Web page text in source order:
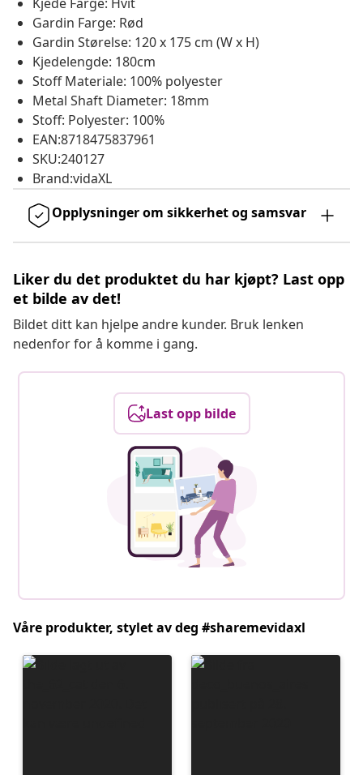
Gardin Farge: Rød
Gardin Størelse: 120 x 175 cm (W x H)
Kjedelengde: 180cm
Stoff Materiale: 100% polyester
Metal Shaft Diameter: 18mm
Stoff: Polyester: 100%
EAN:8718475837961
SKU:240127
Brand:vidaXL
Opplysninger om sikkerhet og samsvar
Liker du det produktet du har kjøpt? Last opp
et bilde av det!
Bildet ditt kan hjelpe andre kunder. Bruk lenken
nedenfor for å komme i gang.
Last opp bilde
Våre produkter, stylet av deg #sharemevidaxl